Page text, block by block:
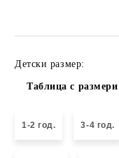
Детски размер:
Таблица с размери
1-2 год. 3-4 год.